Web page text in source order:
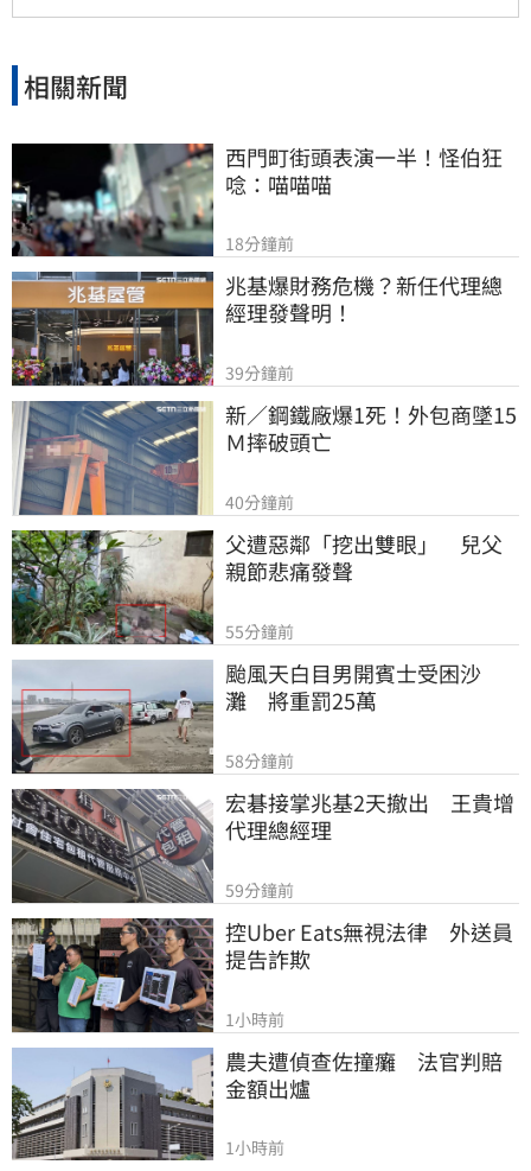
相關新聞
西門町街頭表演一半！怪伯狂
唸：喵喵喵
18分鐘前
兆基爆財務危機？新任代理總
經理發聲明！
39分鐘前
新／鋼鐵廠爆1死！外包商墜15
Ｍ摔破頭亡
40分鐘前
父遭惡鄰「挖出雙眼」　兒父
親節悲痛發聲
55分鐘前
颱風天白目男開賓士受困沙
灘　將重罰25萬
58分鐘前
宏碁接掌兆基2天撤出　王貴增
代理總經理
59分鐘前
控Uber Eats無視法律　外送員
提告詐欺
1小時前
農夫遭偵查佐撞癱　法官判賠
金額出爐
1小時前